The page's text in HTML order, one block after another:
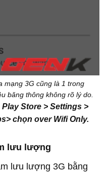
mạng 3G cũng là 1 trong
băng thông không rõ lý do.
Store > Settings >
chọn over Wifi Only.
lưu lượng
lưu lượng 3G bằng